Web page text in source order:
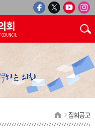
회
COUNCIL
집회공고